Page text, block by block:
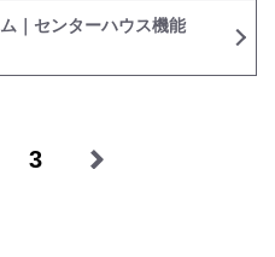
｜センターハウス機能
3